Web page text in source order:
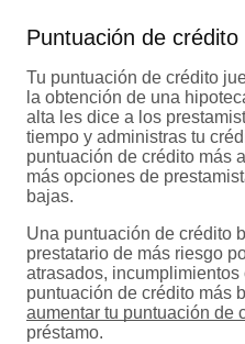
Puntuación de crédito
Tu puntuación de crédito
la obtención de una
alta les dice a los
tiempo y administras tu
puntuación de crédito más
más opciones de
bajas.
Una puntuación de crédito
prestatario de más riesgo
atrasados,
puntuación de crédito más
aumentar tu puntuación de
préstamo.